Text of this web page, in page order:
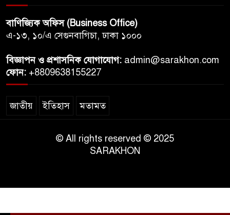
বাণিজ্যিক অফিস (Business Office)
এ-১৩, ১০/এ সেগুনবাগিচা, ঢাকা ১০০০
বিজ্ঞাপন ও প্রশাসনিক যোগাযোগ: admin@sarakhon.com
ফোন: +8809638155227
জাতীয় ইতিহাস মতামত
© All rights reserved © 2025
SARAKHON